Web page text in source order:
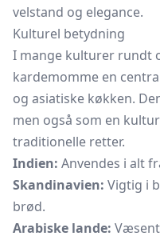
velstand og elegance.
Kulturel betydning
I mange kulturer rundt
kardemomme en
og asiatiske køkken.
men også som en
traditionelle retter.
Indien: Anvendes i alt
Skandinavien: Vigtig i
brød.
Arabiske lande: